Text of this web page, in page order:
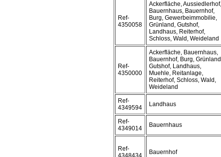
Ref-
4350058
Ackerfläche, Aussiedlerhof,
Bauernhaus, Bauernhof,
Burg, Gewerbeimmobilie,
Grünland, Gutshof,
Landhaus, Reiterhof,
Schloss, Wald, Weideland
Ref-
4350000
Ackerfläche, Bauernhaus,
Bauernhof, Burg,
Gutshof, Landhaus,
Muehle, Reitanlage,
Reiterhof, Schloss, Wald,
Weideland
Ref-
4349594
Landhaus
Ref-
4349014
Bauernhaus
Ref-
4348434
Bauernhof